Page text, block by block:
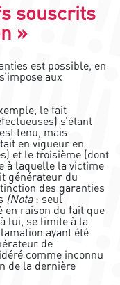
souscrits
»
est possible, en
aux
le fait
s’étant
tenu, mais
en vigueur en
et le troisième (dont
à laquelle la victime
générateur du
des garanties
(Nota: seul
en raison du fait que
lui, se limite à la
ayant été
de
comme inconnu
de la dernière